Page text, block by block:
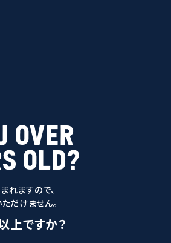
OVER
OLD?
れますので、
だけません。
上ですか？